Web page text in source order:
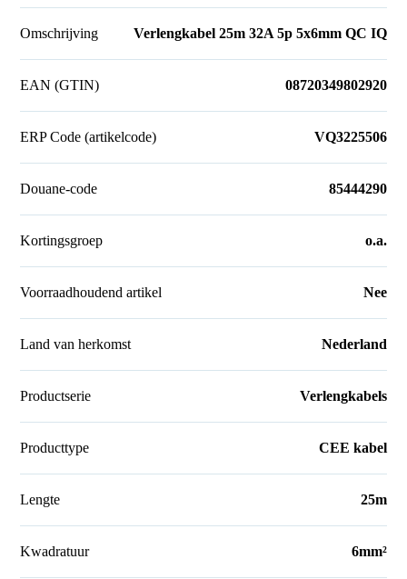
Omschrijving Verlengkabel 25m 32A 5p 5x6mm QC IQ
EAN (GTIN) 08720349802920
ERP Code (artikelcode) VQ3225506
Douane-code 85444290
Kortingsgroep o.a.
Voorraadhoudend artikel Nee
Land van herkomst Nederland
Productserie Verlengkabels
Producttype CEE kabel
Lengte 25m
Kwadratuur 6mm²